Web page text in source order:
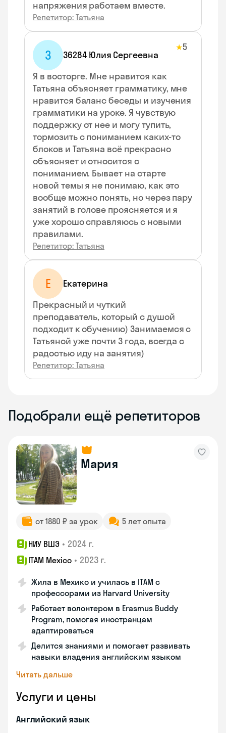
напряжения работаем вместе.
Репетитор: Татьяна
3 36284 Юлия Сергеевна
★5
Я в восторге. Мне нравится как
Татьяна объясняет грамматику, мне
нравится баланс беседы и изучения
грамматики на уроке. Я чувствую
поддержку от нее и могу тупить,
тормозить с пониманием каких-то
блоков и Татьяна всё прекрасно
объясняет и относится с
пониманием. Бывает на старте
новой темы я не понимаю, как это
вообще можно понять, но через пару
занятий в голове проясняется и я
уже хорошо справляюсь с новыми
правилами.
Репетитор: Татьяна
Е
Екатерина
Прекрасный и чуткий
преподаватель, который с душой
подходит к обучению) Занимаемся с
Татьяной уже почти 3 года, всегда с
радостью иду на занятия)
Репетитор: Татьяна
Подобрали ещё репетиторов
Мария
от 1880 ₽ за урок 5 лет опыта
НИУ ВШЭ • 2024 г.
ITAM Mexico • 2023 г.
Жила в Мехико и училась в ITAM с
профессорами из Harvard University
Работает волонтером в Erasmus Buddy
Program, помогая иностранцам
адаптироваться
Делится знаниями и помогает развивать
навыки владения английским языком
Читать дальше
Услуги и цены
Английский язык